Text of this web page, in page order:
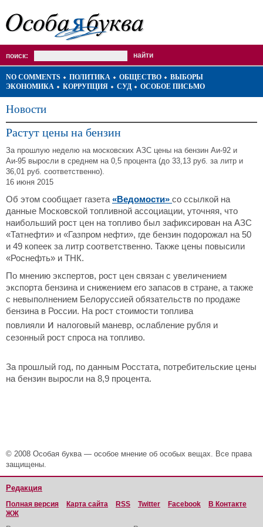
поиск:
NO COMMENTS ПОЛИТИКА ОБЩЕСТВО
ВЫБОРЫ
ЭКОНОМИКА
КОРРУПЦИЯ СУД ОСОБОЕ ПИСЬМО
Новости
Растут цены на бензин
За прошлую неделю на московских АЗС цены на бензин Аи-92 и
Аи-95 выросли в среднем на 0,5 процента (до 33,13 руб. за литр и
36,01 руб. соответственно).
16 июня 2015
Об этом сообщает газета «Ведомости» со ссылкой на
данные Московской топливной ассоциации, уточняя, что
наибольший рост цен на топливо был зафиксирован на АЗС
«Татнефти» и «Газпром нефти», где бензин подорожал на 50
и 49 копеек за литр соответственно. Также цены повысили
«Роснефть» и ТНК.
По мнению экспертов, рост цен связан с увеличением
экспорта бензина и снижением его запасов в стране, а также
с невыполнением Белоруссией обязательств по продаже
бензина в России. На рост стоимости топлива
повлияли и налоговый маневр, ослабление рубля и
сезонный рост спроса на топливо.
За прошлый год, по данным Росстата, потребительские цены
на бензин выросли на 8,9 процента.
© 2008 Особая буква — особое мнение об особых вещах. Все права
защищены.
Редакция
Полная версия Карта сайта RSS Twitter Facebook
В Контакте
ЖЖ